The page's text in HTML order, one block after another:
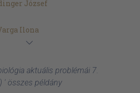
József
Ilona
aktuális problémái 7.
' összes példány